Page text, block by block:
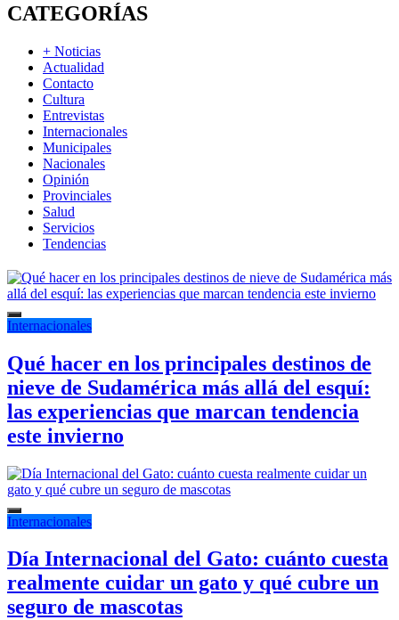
CATEGORÍAS
+ Noticias
Actualidad
Contacto
Cultura
Entrevistas
Internacionales
Municipales
Nacionales
Opinión
Provinciales
Salud
Servicios
Tendencias
Internacionales
Qué hacer en los principales destinos de
nieve de Sudamérica más allá del esquí:
las experiencias que marcan tendencia
este invierno
Internacionales
Día Internacional del Gato: cuánto cuesta
realmente cuidar un gato y qué cubre un
seguro de mascotas